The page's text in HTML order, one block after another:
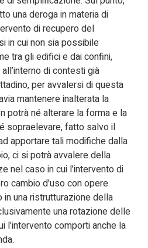
una deroga in materia di
di recupero del
in cui non sia possibile
tra gli edifici e dai confini,
di contesti già
per avvalersi di questa
mantenere inalterata la
potrà né alterare la forma e la
sopraelevare, fatto salvo il
apportare tali modifiche dalla
ci si potrà avvalere della
nel caso in cui l’intervento di
cambio d’uso con opere
una ristrutturazione della
una rotazione delle
l’intervento comporti anche la